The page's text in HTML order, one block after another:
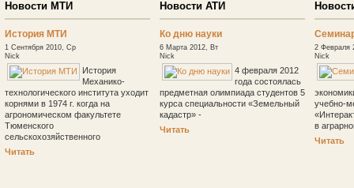
Новости МТИ
История МТИ
1 Сентября 2010, Ср
Nick
История
Механико-
технологического института уходит
корнями в 1974 г. когда на
агрономическом факультете
Тюменского
сельскохозяйственного
Читать
Новости АТИ
Ко дню науки
6 Марта 2012, Вт
Nick
4 февраля 2012
года состоялась
предметная олимпиада студентов 5
курса специальности «Земельный
кадастр» -
Читать
2 Февраля
Nick
учебно-
в
Читать